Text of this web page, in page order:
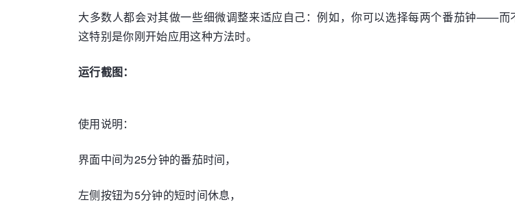
大多数人都会对其做一些细微调整来适应自己：例如，你可以选择每两个番茄钟——而
这特别是你刚开始应用这种方法时。
运行截图：
使用说明：
界面中间为25分钟的番茄时间，
左侧按钮为5分钟的短时间休息，